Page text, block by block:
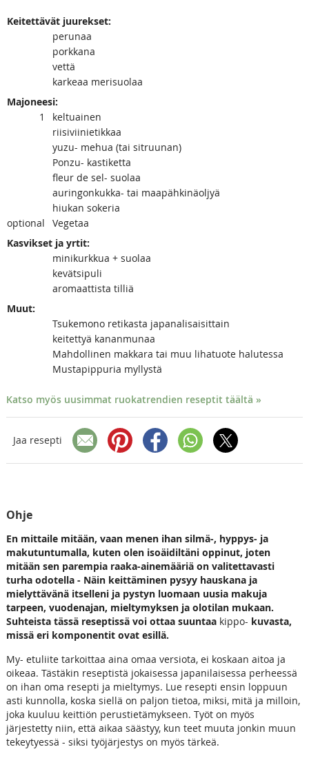
Keitettävät juurekset:
perunaa
porkkana
vettä
karkeaa merisuolaa
Majoneesi:
1
keltuainen
riisiviinietikkaa
yuzu- mehua (tai sitruunan)
Ponzu- kastiketta
fleur de sel- suolaa
auringonkukka- tai maapähkinäoljyä
hiukan sokeria
optional
Vegetaa
Kasvikset ja yrtit:
minikurkkua + suolaa
kevätsipuli
aromaattista tilliä
Muut:
Tsukemono retikasta japanalisaisittain
keitettyä kananmunaa
Mahdollinen makkara tai muu lihatuote halutessa
Mustapippuria myllystä
Katso myös uusimmat ruokatrendien reseptit täältä »
Jaa resepti
Ohje
En mittaile mitään, vaan menen ihan silmä-, hyppys- ja
makutuntumalla, kuten olen isoäidiltäni oppinut, joten
mitään sen parempia raaka-ainemääriä on valitettavasti
turha odotella - Näin keittäminen pysyy hauskana ja
mielyttävänä itselleni ja pystyn luomaan uusia makuja
tarpeen, vuodenajan, mieltymyksen ja olotilan mukaan.
Suhteista tässä reseptissä voi ottaa suuntaakippo- kuvasta,
missä eri komponentit ovat esillä.
My- etuliite tarkoittaa aina omaa versiota, ei koskaan aitoa ja
oikeaa. Tästäkin reseptistä jokaisessa japanilaisessa perheessä
on ihan oma resepti ja mieltymys. Lue resepti ensin loppuun
asti kunnolla, koska siellä on paljon tietoa, miksi, mitä ja milloin,
joka kuuluu keittiön perustietämykseen. Työt on myös
järjestetty niin, että aikaa säästyy, kun teet muuta jonkin muun
tekeytyessä - siksi työjärjestys on myös tärkeä.